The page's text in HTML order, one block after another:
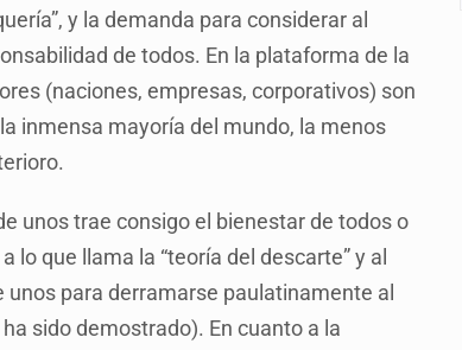
y la demanda para considerar al
de todos. En la plataforma de la
(naciones, empresas, corporativos) son
inmensa mayoría del mundo, la menos
unos trae consigo el bienestar de todos o
que llama la “teoría del descarte” y al
para derramarse paulatinamente al
sido demostrado). En cuanto a la